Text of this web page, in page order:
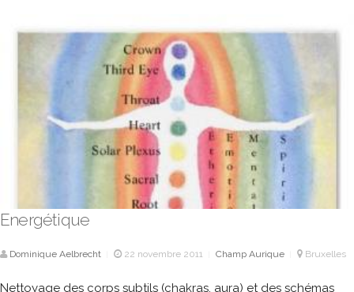
Energétique
Dominique Aelbrecht 22 novembre 2011 Champ Aurique Bruxelles
Nettoyage des corps subtils (chakras, aura) et des schémas